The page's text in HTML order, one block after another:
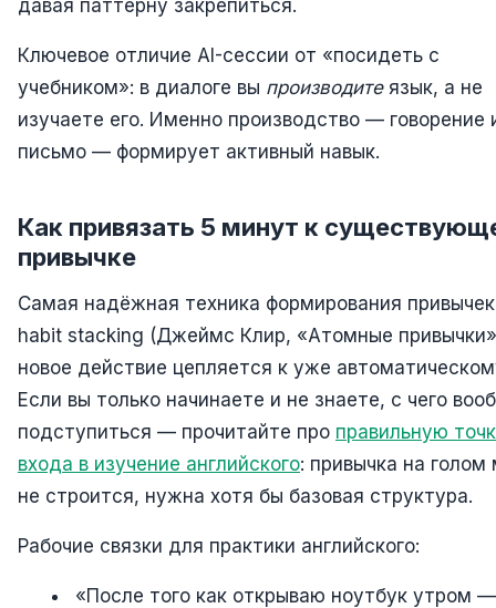
давая паттерну закрепиться.
Ключевое отличие AI-сессии от «посидеть с
учебником»: в диалоге вы производитеязык, а не
изучаете его. Именно производство — говорение
письмо — формирует активный навык.
Как привязать 5 минут к
привычке
Самая надёжная техника формирования
habit stacking (Джеймс Клир, «Атомные
новое действие цепляется к уже
Если вы только начинаете и не знаете, с чего
подступиться — прочитайте про правильную
входа в изучение английского: привычка на голом
не строится, нужна хотя бы базовая структура.
Рабочие связки для практики английского:
«После того как открываю ноутбук утром